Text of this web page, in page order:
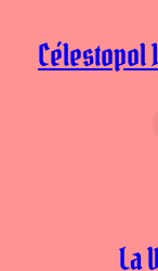
Célestopol
La